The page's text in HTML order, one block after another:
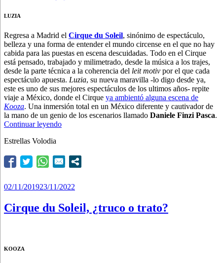
LUZIA
Regresa a Madrid el Cirque du Soleil, sinónimo de espectáculo,
belleza y una forma de entender el mundo circense en el que no hay
cabida para las puestas en escena descuidadas. Todo en el Cirque
está pensado, trabajado y milimetrado, desde la música a los trajes,
desde la parte técnica a la coherencia del leit motiv por el que cada
espectáculo apuesta. Luzia, su nueva maravilla -lo digo desde ya,
este es uno de sus mejores espectáculos de los ultimos años- repite
viaje a México, donde el Cirque ya ambientó alguna escena de
Kooza. Una inmersión total en un México diferente y cautivador de
la mano de un genio de los escenarios llamado Daniele Finzi Pasca.
Continuar leyendo“México
Estrellas Volodia
Publicado
02/11/201923/11/2022
Cirque du Soleil, ¿truco o trato?
KOOZA